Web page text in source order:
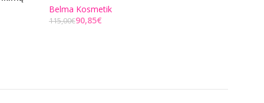
Belma Kosmetik
115,00€90,85€